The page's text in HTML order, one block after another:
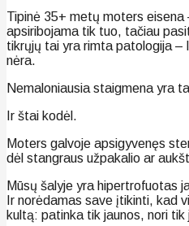
Tipinė 35+ metų moters
apsiribojama tik tuo, tačiau
tikrųjų tai yra rimta patologija –
nėra.
Nemaloniausia staigmena yra
Ir štai kodėl.
Moters galvoje apsigyvenęs
dėl stangraus užpakalio ar
Mūsų šalyje yra hipertrofuotas
Ir norėdamas save įtikinti, kad
kultą: patinka tik jaunos, nori tik